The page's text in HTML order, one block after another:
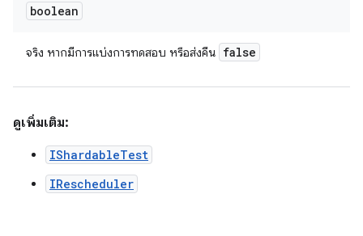
boolean
จริง หากมีการแบ่งการทดสอบ หรือส่งคืน false
ดูเพิ่มเติม:
IShardableTest
IRescheduler